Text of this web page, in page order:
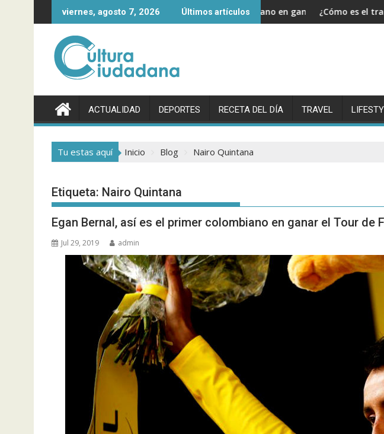
al
contenido
viernes, agosto 7, 2026 Últimos artículos
Egan Bernal, así es el primer colombiano en ganar el Tour de Francia
¿Cómo es el transporte de
ACTUALIDAD DEPORTES RECETA DEL DÍA TRAVEL
Tu estas aquí Inicio Blog Nairo Quintana
Etiqueta: Nairo Quintana
Egan Bernal, así es el primer colombiano en ganar el Tour de
Jul 29, 2019 admin